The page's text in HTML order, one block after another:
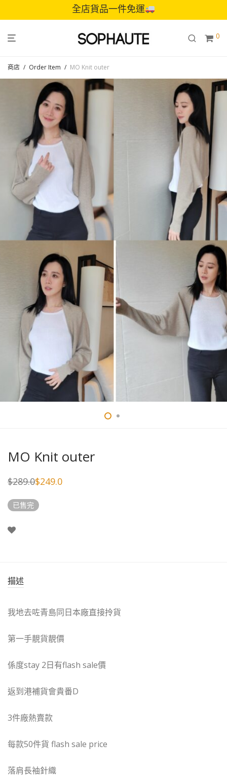
全店貨品一件免運
0
商店 / Order Item / MO Knit outer
MO Knit outer
$289.0
Original
was:
$289.0.
$249.0
Current
is:
$249.0.
已售完
描述
我地去咗青島同日本廠直接拎貨
第一手靚貨靚價
係度stay 2日有flash sale價
返到港補貨會貴番D
3件廠熱賣款
每款50件貨 flash sale price
落肩長袖針織